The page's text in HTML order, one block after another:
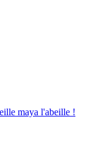
maya l'abeille !